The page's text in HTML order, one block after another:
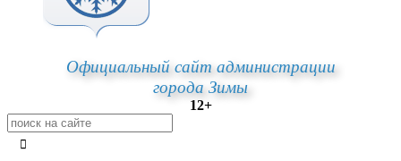
Официальный сайт администрации
города Зимы
12+